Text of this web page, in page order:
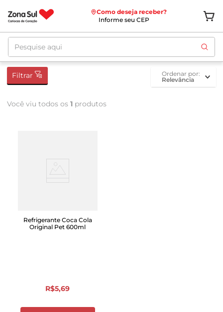
Como deseja receber?
Informe seu CEP
Pesquise aqui
Filtrar
ordenar por
Relevância
Você viu todos os 1 produtos
Refrigerante Coca Cola
Original Pet 600ml
R$5,69